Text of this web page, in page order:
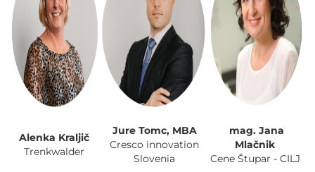
Alenka Kraljič
Trenkwalder
Jure Tomc, MBA
Cresco innovation
Slovenia
mag. Jana
Mlačnik
Cene Štupar - CILJ